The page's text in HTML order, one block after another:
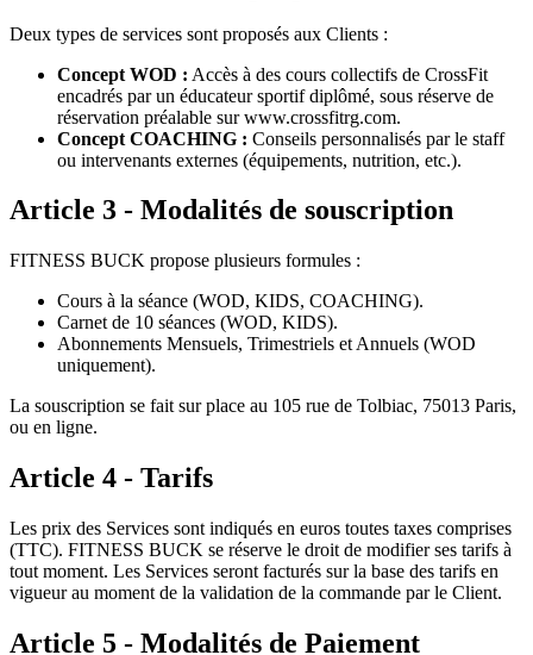
Deux types de services sont proposés aux Clients :
Concept WOD : Accès à des cours collectifs de CrossFit
encadrés par un éducateur sportif diplômé, sous réserve de
réservation préalable sur www.crossfitrg.com.
Concept COACHING : Conseils personnalisés par le staff
ou intervenants externes (équipements, nutrition, etc.).
Article 3 - Modalités de souscription
FITNESS BUCK propose plusieurs formules :
Cours à la séance (WOD, KIDS, COACHING).
Carnet de 10 séances (WOD, KIDS).
Abonnements Mensuels, Trimestriels et Annuels (WOD
uniquement).
La souscription se fait sur place au 105 rue de Tolbiac, 75013 Paris,
ou en ligne.
Article 4 - Tarifs
Les prix des Services sont indiqués en euros toutes taxes comprises
(TTC). FITNESS BUCK se réserve le droit de modifier ses tarifs à
tout moment. Les Services seront facturés sur la base des tarifs en
vigueur au moment de la validation de la commande par le Client.
Article 5 - Modalités de Paiement